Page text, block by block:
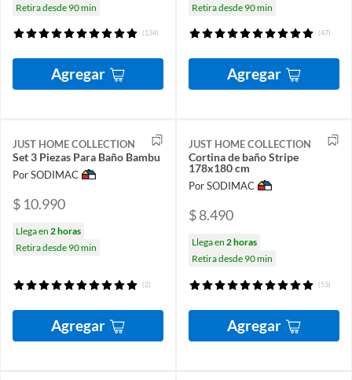
Retira desde 90 min
(134)
Agregar
Retira desde 90 min
(47)
Agregar
JUST HOME COLLECTION
Set 3 Piezas Para Baño Bambu
Por SODIMAC
$ 10.990
Llega en 2 horas
Retira desde 90 min
(2)
Agregar
JUST HOME COLLECTION
Cortina de baño Stripe
178x180 cm
Por SODIMAC
$ 8.490
Llega en 2 horas
Retira desde 90 min
(53)
Agregar